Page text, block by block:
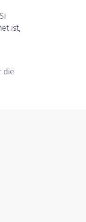
ist,
die